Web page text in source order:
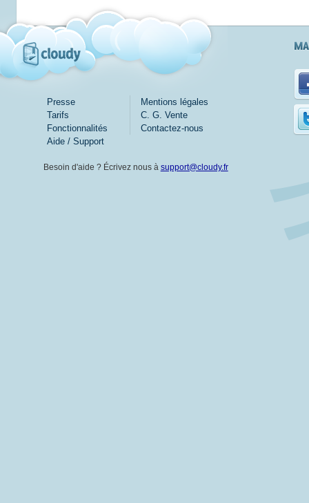
Presse
Tarifs
Fonctionnalités
Aide / Support
Mentions légales
C. G. Vente
Contactez-nous
Besoin d'aide ? Écrivez nous à support@cloudy.fr